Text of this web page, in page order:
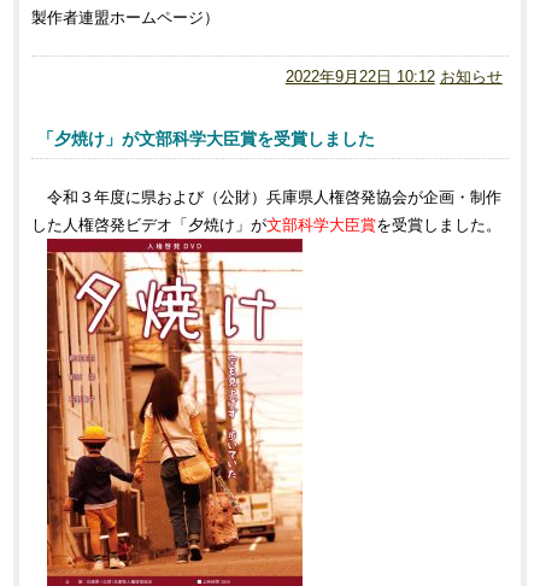
製作者連盟ホームページ）
2022年9月22日 10:12 お知らせ
「夕焼け」が文部科学大臣賞を受賞しました
令和３年度に県および（公財）兵庫県人権啓発協会が企画・制作
した人権啓発ビデオ「夕焼け」が文部科学大臣賞を受賞しました。